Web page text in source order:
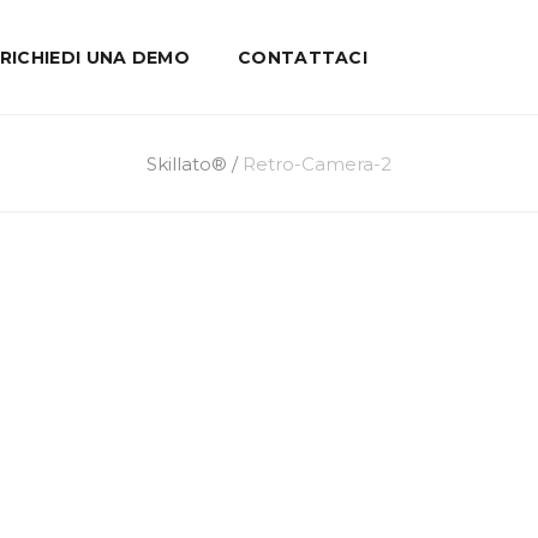
RICHIEDI UNA DEMO CONTATTACI
Skillato® / Retro-Camera-2